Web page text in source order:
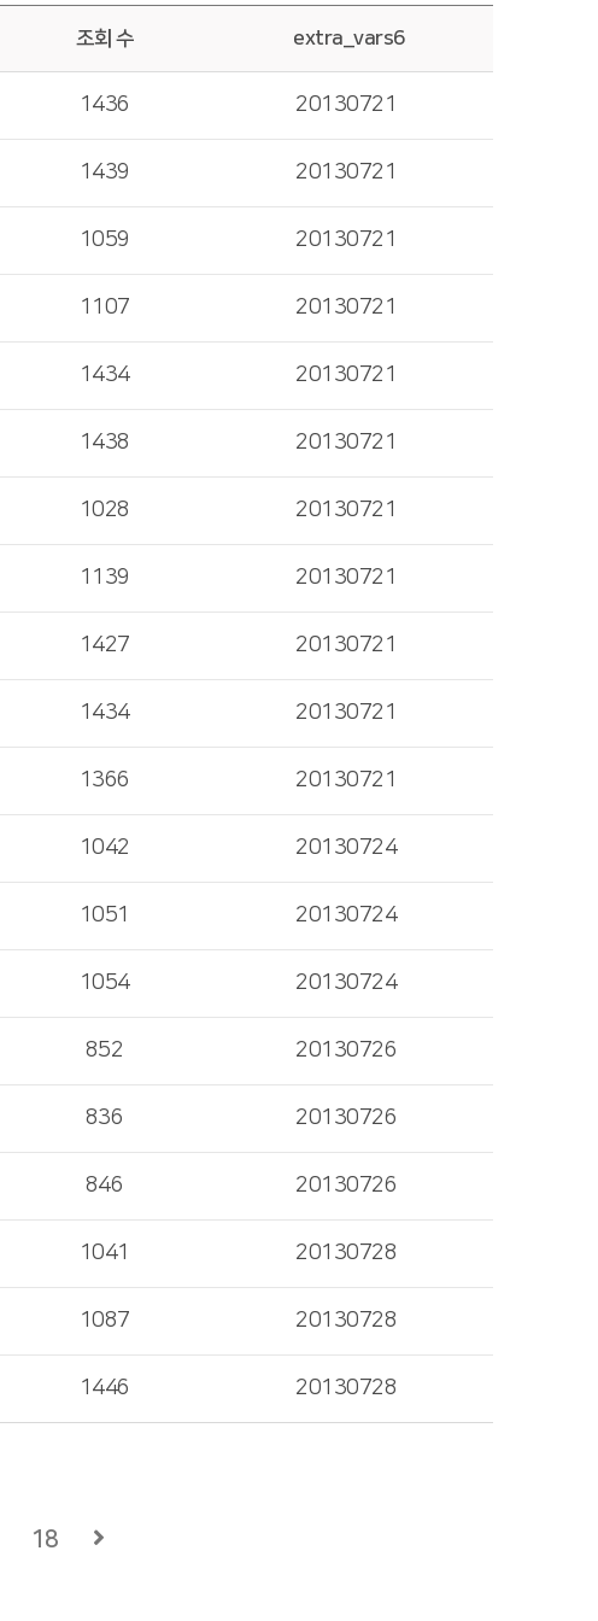
조회 수 extra_vars6
1436 20130721
1439 20130721
1059 20130721
1107 20130721
1434 20130721
1438 20130721
1028 20130721
1139 20130721
1427 20130721
1434 20130721
1366 20130721
1042 20130724
1051 20130724
1054 20130724
852 20130726
836 20130726
846 20130726
1041 20130728
1087 20130728
1446 20130728
18